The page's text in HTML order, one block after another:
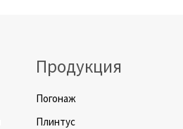
Продукция
Погонаж
Плинтус